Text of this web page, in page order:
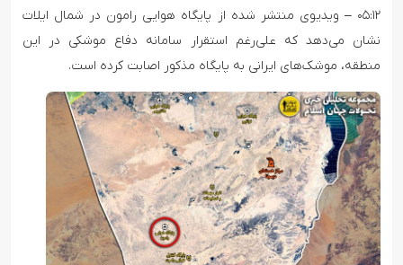
۰۵:۱۲ – ویدیوی منتشر شده از پایگاه هوایی رامون در شمال ایلات
نشان می‌دهد که علی‌رغم استقرار سامانه دفاع موشکی در این
منطقه، موشک‌های ایرانی به پایگاه مذکور اصابت کرده است.